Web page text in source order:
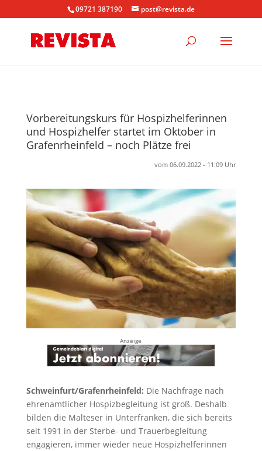
09721 387190 post@revista.de
Vorbereitungskurs für Hospizhelferinnen
und Hospizhelfer startet im Oktober in
Grafenrheinfeld – noch Plätze frei
vom 06.09.2022 - 11:09 Uhr
Anzeige
Schweinfurt/Grafenrheinfeld: Die Nachfrage nach
ehrenamtlicher Hospizbegleitung ist groß. Deshalb
bilden die Malteser in Unterfranken, die sich bereits
seit 1991 in der Sterbe- und Trauerbegleitung
engagieren, immer wieder neue Hospizhelferinnen